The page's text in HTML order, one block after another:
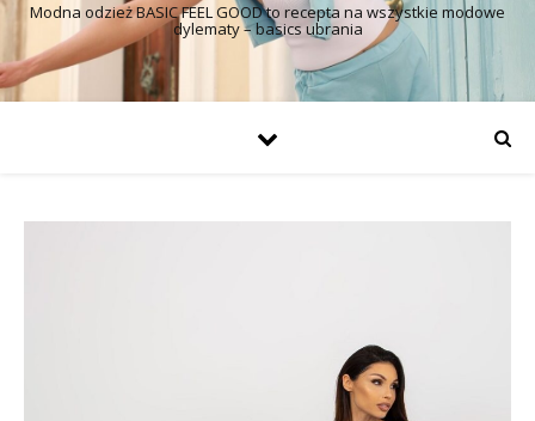
Modna odzież BASIC FEEL GOOD to recepta na wszystkie modowe
dylematy – basics ubrania